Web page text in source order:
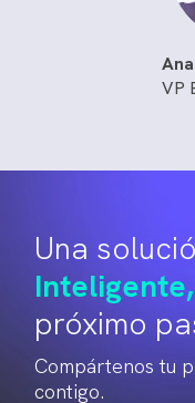
VP
Una
próximo
Compártenos tu
contigo.